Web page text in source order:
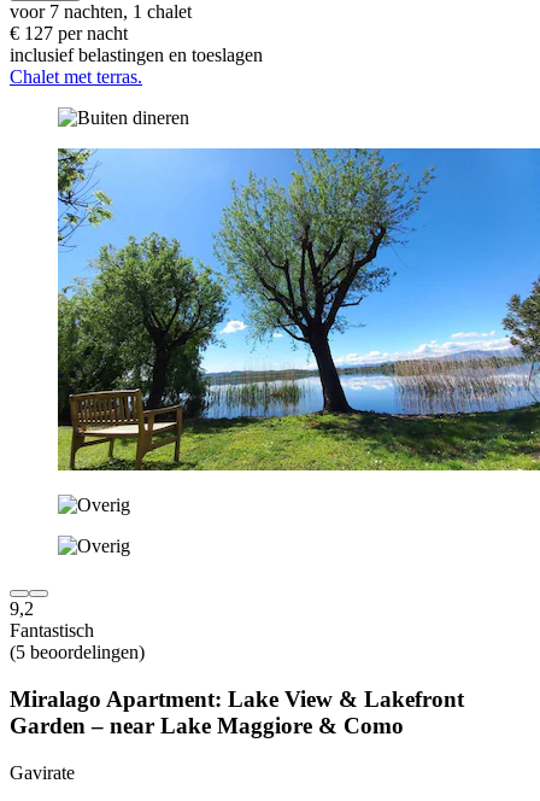
voor 7 nachten, 1 chalet
€ 127 per nacht
inclusief belastingen en toeslagen
Chalet met terras.
9,2
Fantastisch
(5 beoordelingen)
Miralago Apartment: Lake View & Lakefront
Garden – near Lake Maggiore & Como
Gavirate